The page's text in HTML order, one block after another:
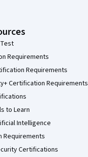
Requirements
Requirements
Certification Requirements
to Learn
Intelligence
Requirements
Certifications